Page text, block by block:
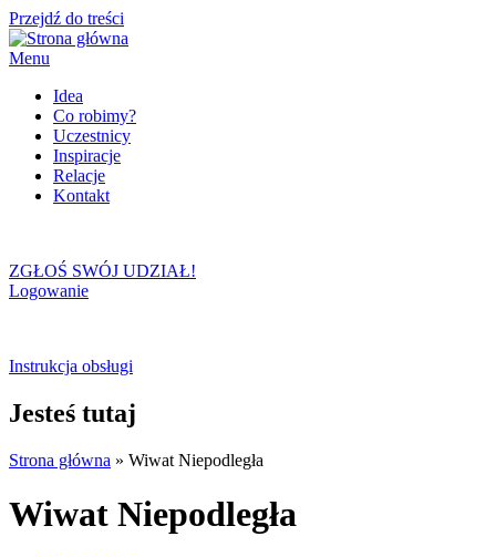
Przejdź do treści
Menu
Idea
Co robimy?
Uczestnicy
Inspiracje
Relacje
Kontakt
ZGŁOŚ SWÓJ UDZIAŁ!
Logowanie
Instrukcja obsługi
Jesteś tutaj
Strona główna » Wiwat Niepodległa
Wiwat Niepodległa